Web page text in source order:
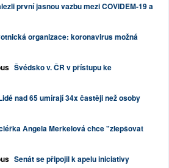
první jasnou vazbu mezi COVIDEM-19 a
organizace: koronavirus možná
Švédsko v. ČR v přístupu ke
nad 65 umírají 34x častěji než osoby
Angela Merkelová chce "zlepšovat
Senát se připojil k apelu iniciativy